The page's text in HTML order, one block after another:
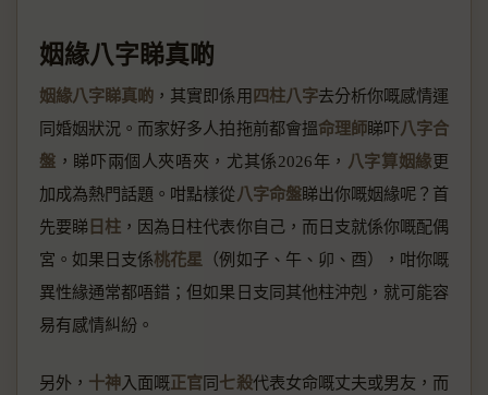
姻緣八字睇真啲
姻緣八字睇真啲 ，其實即係用 四柱八字去分析你嘅感情運
同婚姻狀況。而家好多人拍拖前都會搵命理師睇吓八字合
盤 ，睇吓兩個人夾唔夾，尤其係2026年， 八字算姻緣更
加成為熱門話題。咁點樣從八字命盤睇出你嘅姻緣呢？首
先要睇 日柱 ，因為日柱代表你自己，而日支就係你嘅配偶
宮。如果日支係桃花星 （例如子、午、卯、酉），咁你嘅
異性緣通常都唔錯；但如果日支同其他柱沖剋，就可能容
易有感情糾紛。
另外， 十神入面嘅正官同七殺代表女命嘅丈夫或男友，而